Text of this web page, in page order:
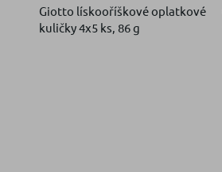
Giotto lískooříškové oplatkové
kuličky 4x5 ks, 86 g